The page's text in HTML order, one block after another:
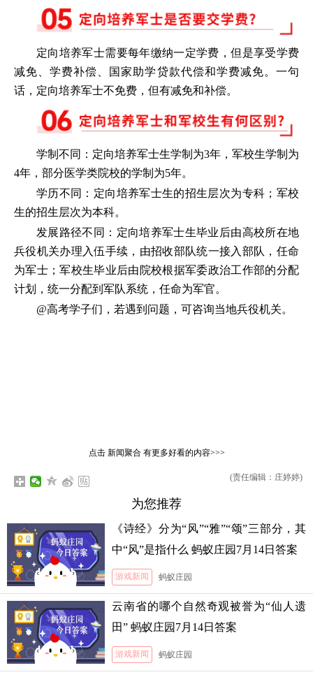
定向培养军士需要每年缴纳一定学费，但是享受学费
减免、学费补偿、国家助学贷款代偿和学费减免。一句
话，定向培养军士不免费，但有减免和补偿。
学制不同：定向培养军士生学制为3年，军校生学制为
4年，部分医学类院校的学制为5年。
学历不同：定向培养军士生的招生层次为专科；军校
生的招生层次为本科。
发展路径不同：定向培养军士生毕业后由高校所在地
兵役机关办理入伍手续，由招收部队统一接入部队，任命
为军士；军校生毕业后由院校根据军委政治工作部的分配
计划，统一分配到军队系统，任命为军官。
@高考学子们，若遇到问题，可咨询当地兵役机关。
点击 新闻聚合有更多好看的内容>>>
(责任编辑：庄婷婷)
为您推荐
《诗经》分为“风”“雅”“颂”三部分，其
中“风”是指什么 蚂蚁庄园7月14日答案
游戏新闻 蚂蚁庄园
云南省的哪个自然奇观被誉为“仙人遗
田” 蚂蚁庄园7月14日答案
游戏新闻 蚂蚁庄园